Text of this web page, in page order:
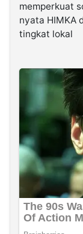
memperkuat
nyata HIMKA
tingkat lokal